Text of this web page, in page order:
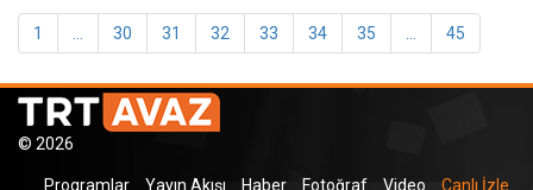
1 30 31 32 33 34 35 45
© 2026
Programlar Yayın Akışı Haber Fotoğraf Video
Canlı İzle